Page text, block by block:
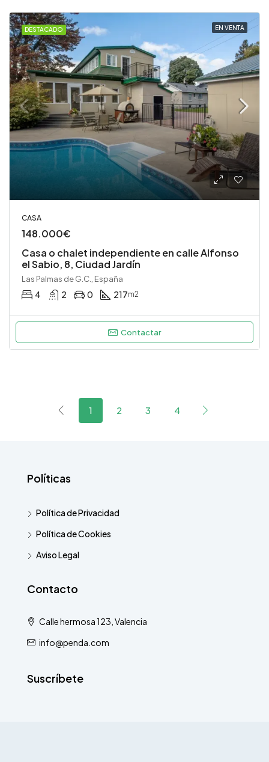
DESTACADO EN VENTA
CASA
148.000€
Casa o chalet independiente en calle Alfonso
el Sabio, 8, Ciudad Jardín
Las Palmas de G.C., España
4 2 0 217m2
Contactar
1 2 3 4
Políticas
Política de Privacidad
Política de Cookies
Aviso Legal
Contacto
Calle hermosa 123, Valencia
info@penda.com
Suscríbete